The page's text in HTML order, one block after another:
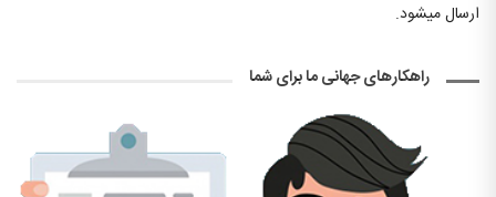
ارسال میشود.
راهکارهای جهانی ما برای شما